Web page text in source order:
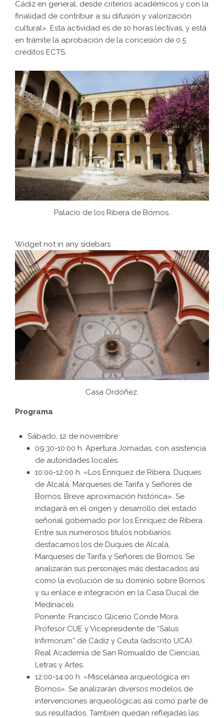
Cádiz en general, desde criterios académicos y con la
finalidad de contribuir a su difusión y valorización
cultural». Esta actividad es de 10 horas lectivas, y está
en trámite la aprobación de la concesión de 0.5
créditos ECTS.
Palacio de los Ribera de Bornos.
Widget not in any sidebars
Casa Ordóñez.
Programa
Sábado, 12 de noviembre
09:30-10:00 h. Apertura Jornadas, con asistencia
de autoridades locales.
10:00-12:00 h. «Los Enríquez de Ribera. Duques
de Alcalá, Marqueses de Tarifa y Señores de
Bornos. Breve aproximación histórica». Se
indagará en el origen y desarrollo del estado
señorial gobernado por los Enríquez de Ribera.
Entre sus numerosos títulos nobiliarios
destacamos los de Duques de Alcalá,
Marqueses de Tarifa y Señores de Bornos. Se
analizarán sus personajes más destacados así
como la evolución de su dominio sobre Bornos
y su enlace e integración en la Casa Ducal de
Medinaceli.
Ponente: Francisco Glicerio Conde Mora.
Profesor CUE y Vicepresidente de “Salus
Infirmorum” de Cádiz y Ceuta (adscrito UCA).
Real Academia de San Romualdo de Ciencias,
Letras y Artes.
12:00-14:00 h. «Miscelánea arqueológica en
Bornos». Se analizarán diversos modelos de
intervenciones arqueológicas así como parte de
sus resultados. También quedan reflejadas las